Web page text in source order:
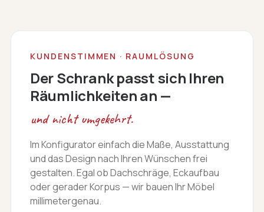
die Zusammensetzung, die Betreuung
konnte es nicht sein. Wir danken für unseren
tollen Schrank im Flur. Für all Ihre Geduld, die
uns sogar noch geholfen, um für einen
zweiten Schrank im Flur die richtigen
Scharniere und passende Fronten zu liefern,
damit alles gleich aussieht. Wir sind gerne
bei Ihnen Kunde und geben Ihren Namen mit
gutem Gewissen weiter. Liebe Grüße,
KUNDENSTIMMEN · RAUMLÖSUNG
Der Schrank passt sich Ihren
Räumlichkeiten an —
und nicht umgekehrt.
Im Konfigurator einfach die Maße, Ausstattung
und das Design nach Ihren Wünschen frei
gestalten. Egal ob Dachschräge, Eckaufbau
oder gerader Korpus — wir bauen Ihr Möbel
millimetergenau.